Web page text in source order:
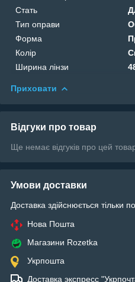
Стать
Тип оправи
Форма
Колір
Ширина лінзи
Приховати
Відгуки про товар
Ще немає відгуків про цей
Умови доставки
Доставка здійснюється тільки
Нова Пошта
Магазини Rozetka
Укрпошта
Доставка экспресс